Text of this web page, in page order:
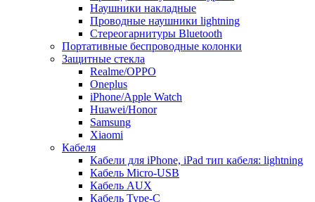
Наушники накладные
Проводные наушники lightning
Стереогарнитуры Bluetooth
Портативные беспроводные колонки
Защитные стекла
Realme/OPPO
Oneplus
iPhone/Apple Watch
Huawei/Honor
Samsung
Xiaomi
Кабеля
Кабели для iPhone, iPad тип кабеля: lightning
Кабель Micro-USB
Кабель AUX
Кабель Type-C